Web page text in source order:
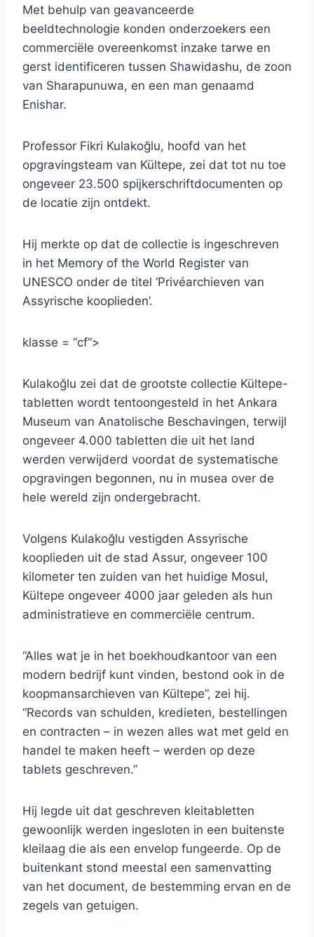
Met behulp van geavanceerde
beeldtechnologie konden onderzoekers een
commerciële overeenkomst inzake tarwe en
gerst identificeren tussen Shawidashu, de zoon
van Sharapunuwa, en een man genaamd
Enishar.
Professor Fikri Kulakoğlu, hoofd van het
opgravingsteam van Kültepe, zei dat tot nu toe
ongeveer 23.500 spijkerschriftdocumenten op
de locatie zijn ontdekt.
Hij merkte op dat de collectie is ingeschreven
in het Memory of the World Register van
UNESCO onder de titel ‘Privéarchieven van
Assyrische kooplieden’.
klasse = “cf”>
Kulakoğlu zei dat de grootste collectie Kültepe-
tabletten wordt tentoongesteld in het Ankara
Museum van Anatolische Beschavingen, terwijl
ongeveer 4.000 tabletten die uit het land
werden verwijderd voordat de systematische
opgravingen begonnen, nu in musea over de
hele wereld zijn ondergebracht.
Volgens Kulakoğlu vestigden Assyrische
kooplieden uit de stad Assur, ongeveer 100
kilometer ten zuiden van het huidige Mosul,
Kültepe ongeveer 4000 jaar geleden als hun
administratieve en commerciële centrum.
“Alles wat je in het boekhoudkantoor van een
modern bedrijf kunt vinden, bestond ook in de
koopmansarchieven van Kültepe”, zei hij.
“Records van schulden, kredieten, bestellingen
en contracten – in wezen alles wat met geld en
handel te maken heeft – werden op deze
tablets geschreven.”
Hij legde uit dat geschreven kleitabletten
gewoonlijk werden ingesloten in een buitenste
kleilaag die als een envelop fungeerde. Op de
buitenkant stond meestal een samenvatting
van het document, de bestemming ervan en de
zegels van getuigen.